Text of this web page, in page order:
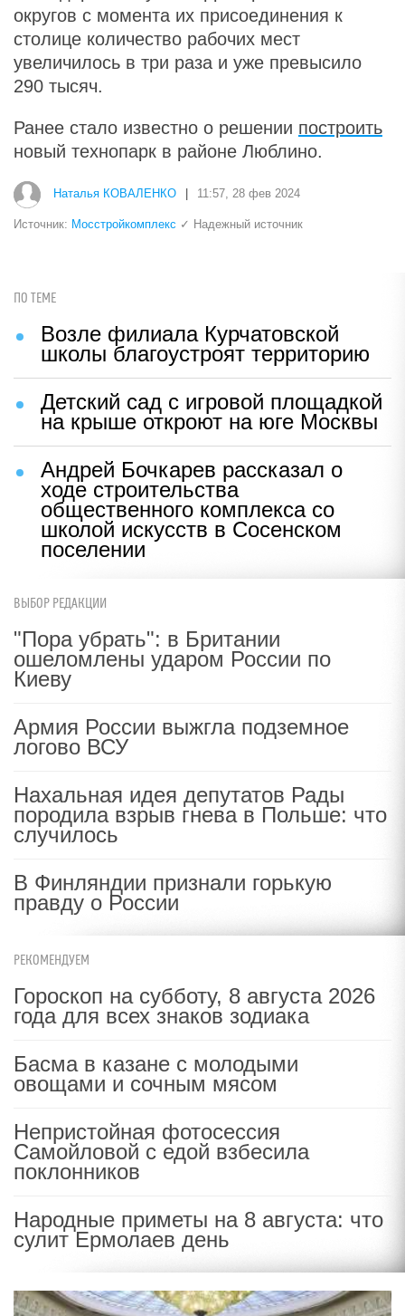
округов с момента их присоединения к
столице количество рабочих мест
увеличилось в три раза и уже превысило
290 тысяч.
Ранее стало известно о решении построить
новый технопарк в районе Люблино.
Наталья КОВАЛЕНКО 11:57, 28 фев 2024
Источник: Мосстройкомплекс ✓ Надежный источник
ПО ТЕМЕ
Возле филиала Курчатовской
школы благоустроят территорию
Детский сад с игровой площадкой
на крыше откроют на юге Москвы
Андрей Бочкарев рассказал о
ходе строительства
общественного комплекса со
школой искусств в Сосенском
поселении
ВЫБОР РЕДАКЦИИ
"Пора убрать": в Британии
ошеломлены ударом России по
Киеву
Армия России выжгла подземное
логово ВСУ
Нахальная идея депутатов Рады
породила взрыв гнева в Польше: что
случилось
В Финляндии признали горькую
правду о России
РЕКОМЕНДУЕМ
Гороскоп на субботу, 8 августа 2026
года для всех знаков зодиака
Басма в казане с молодыми
овощами и сочным мясом
Непристойная фотосессия
Самойловой с едой взбесила
поклонников
Народные приметы на 8 августа: что
сулит Ермолаев день